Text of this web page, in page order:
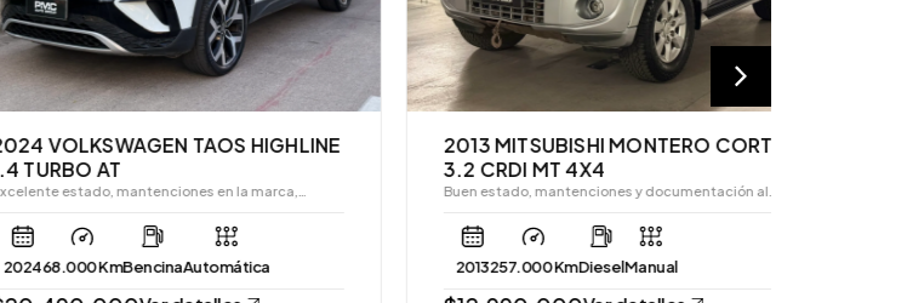
TAOS HIGHLINE
AT
mantenciones en la marca,…
KmBencinaAutomática
2013 MITSUBISHI MONTERO CORTO
3.2 CRDI MT 4X4
Buen estado, mantenciones y documentación al…
257.000 KmDieselManual